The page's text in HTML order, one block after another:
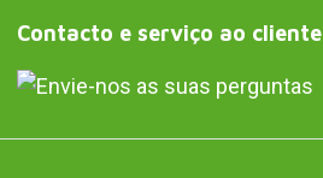
Contacto e serviço ao cliente